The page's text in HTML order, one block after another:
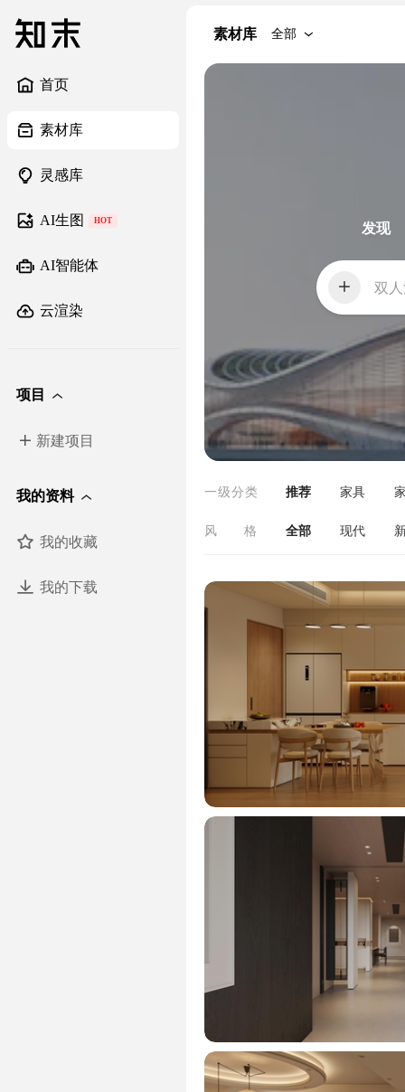
首页
素材库
灵感库
AI生图 HOT
AI智能体
云渲染
项目
新建项目
我的资料
我的收藏
我的下载
素材库 全部
发现
双
一级分类 推荐 家具
广告/美陈
风格 全部 现代